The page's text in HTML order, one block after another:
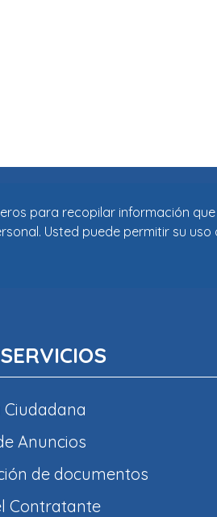
para recopilar información
Usted puede permitir su uso
SERVICIOS
Anuncios
de documentos
Contratante